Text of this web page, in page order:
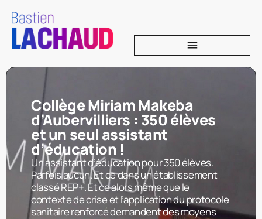
Collège Miriam Makeba
d’Aubervilliers : 350 élèves
et un seul assistant
d’éducation !
Un assistant d’éducation pour 350 élèves.
Parfois aucun. Et ce dans un établissement
classé REP+. Et ce alors même que le
contexte de crise et l’application du protocole
sanitaire renforcé demandent des moyens